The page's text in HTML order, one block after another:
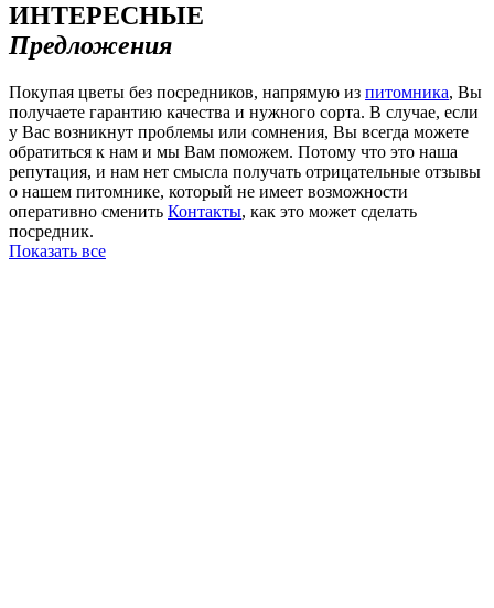
ИНТЕРЕСНЫЕ
Предложения
Покупая цветы без посредников, напрямую из питомника, Вы
получаете гарантию качества и нужного сорта. В случае, если
у Вас возникнут проблемы или сомнения, Вы всегда можете
обратиться к нам и мы Вам поможем. Потому что это наша
репутация, и нам нет смысла получать отрицательные отзывы
о нашем питомнике, который не имеет возможности
оперативно сменить Контакты, как это может сделать
посредник.
Показать все